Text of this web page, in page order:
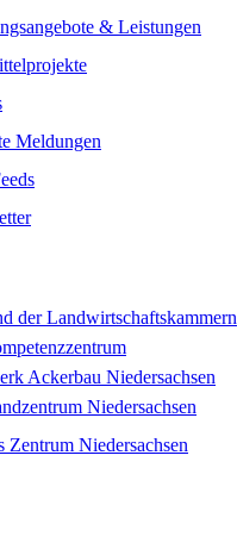
& Leistungen
Meldungen
der Landwirtschaftskammern
Ackerbau Niedersachsen
Niedersachsen
Zentrum Niedersachsen